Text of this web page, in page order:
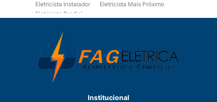
Eletricista Instalador
Eletricista Mais Próximo
Eletricista Predial
Eletricista Residencial
Eletricista Residencial E Predial
Eletricistas de Manutenção
Empresa de Instalações Elétricas
Empresa de Manutenção Eletrica
Empresa de Prestação de Serviços Eletricos
Institucional